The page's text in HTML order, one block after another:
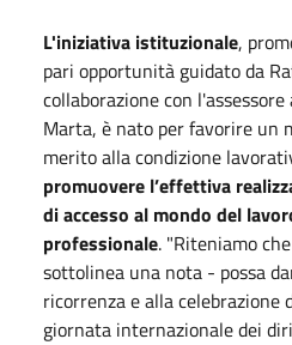
L'iniziativa istituzionale,
pari opportunità guidato da
collaborazione con
Marta, è nato per favorire un
merito alla condizione
promuovere l’effettiva
di accesso al mondo del
professionale. "Riteniamo
sottolinea una nota - possa
ricorrenza e alla celebrazione
giornata internazionale dei